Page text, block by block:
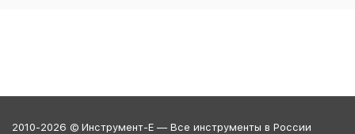
2010-2026 © Инструмент-Е — Все инструменты в России